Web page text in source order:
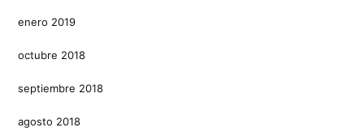
enero 2019
octubre 2018
septiembre 2018
agosto 2018